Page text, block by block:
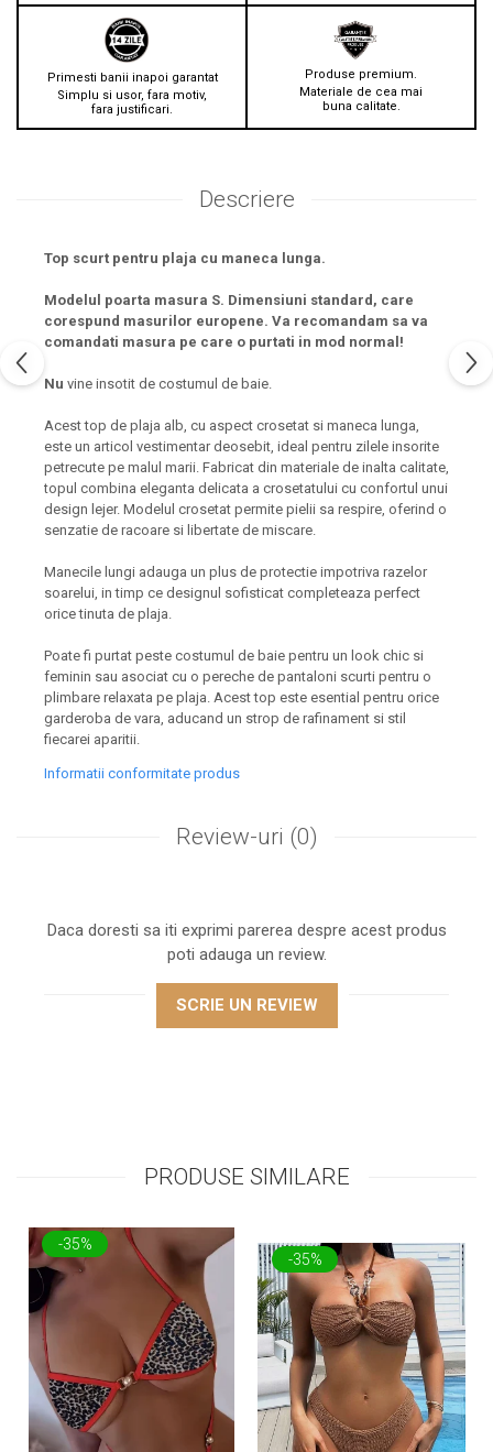
Primesti banii inapoi garantat
Simplu si usor, fara motiv,
fara justificari.
Produse premium.
Materiale de cea mai
buna calitate.
Descriere
Top scurt pentru plaja cu maneca lunga.
Modelul poarta masura S. Dimensiuni standard, care
corespund masurilor europene. Va recomandam sa va
comandati masura pe care o purtati in mod normal!
Nu vine insotit de costumul de baie.
Acest top de plaja alb, cu aspect crosetat si maneca lunga,
este un articol vestimentar deosebit, ideal pentru zilele insorite
petrecute pe malul marii. Fabricat din materiale de inalta calitate,
topul combina eleganta delicata a crosetatului cu confortul unui
design lejer. Modelul crosetat permite pielii sa respire, oferind o
senzatie de racoare si libertate de miscare.
Manecile lungi adauga un plus de protectie impotriva razelor
soarelui, in timp ce designul sofisticat completeaza perfect
orice tinuta de plaja.
Poate fi purtat peste costumul de baie pentru un look chic si
feminin sau asociat cu o pereche de pantaloni scurti pentru o
plimbare relaxata pe plaja. Acest top este esential pentru orice
garderoba de vara, aducand un strop de rafinament si stil
fiecarei aparitii.
Informatii conformitate produs
Review-uri (0)
Daca doresti sa iti exprimi parerea despre acest produs
poti adauga un review.
SCRIE UN REVIEW
PRODUSE SIMILARE
-35%
-35%